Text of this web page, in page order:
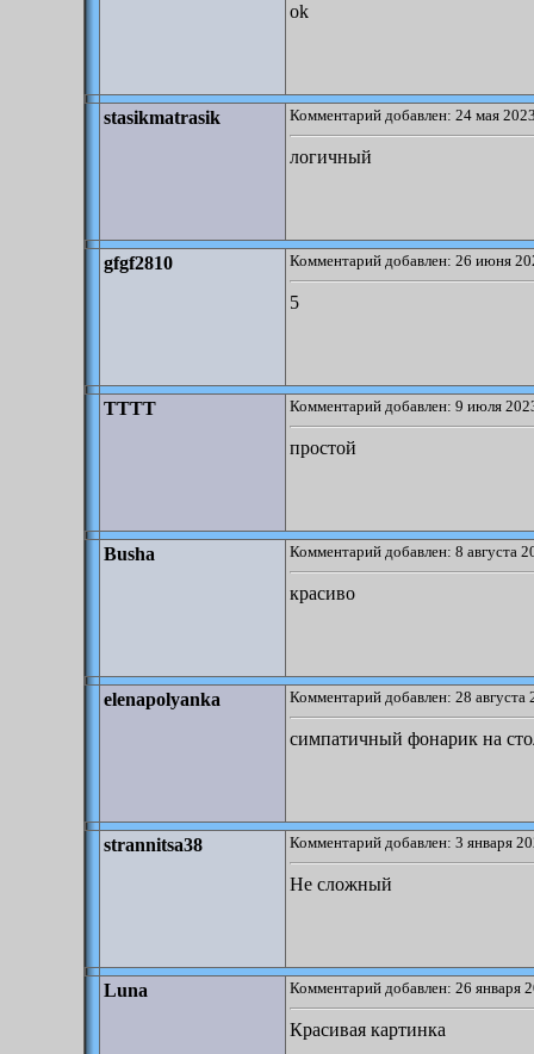
ok
stasikmatrasik Комментарий добавлен: 24 мая
логичный
gfgf2810 Комментарий добавлен: 26 июня
5
TTTT Комментарий добавлен: 9 июля
простой
Busha Комментарий добавлен: 8 августа
красиво
elenapolyanka Комментарий добавлен: 28 августа
симпатичный фонарик на
strannitsa38 Комментарий добавлен: 3 января
Не сложный
Luna Комментарий добавлен: 26 января
Красивая картинка